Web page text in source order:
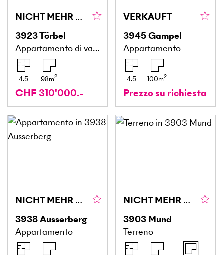
NICHT MEHR VERFÜGBAR
3923Törbel
Appartamento di vacanze
4.5 98m2
CHF 310'000.-
VERKAUFT
3945Gampel
Appartamento
4.5 100m2
Prezzo su richiesta
NICHT MEHR VERFÜGBAR
3938Ausserberg
Appartamento
NICHT MEHR VERFÜGBAR
3903 Mund
Terreno